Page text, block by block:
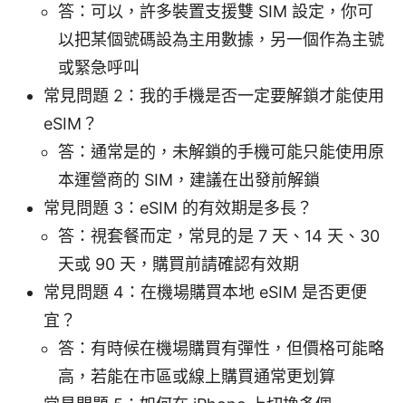
答：可以，許多裝置支援雙 SIM 設定，你可
以把某個號碼設為主用數據，另一個作為主號
或緊急呼叫
常見問題 2：我的手機是否一定要解鎖才能使用
eSIM？
答：通常是的，未解鎖的手機可能只能使用原
本運營商的 SIM，建議在出發前解鎖
常見問題 3：eSIM 的有效期是多長？
答：視套餐而定，常見的是 7 天、14 天、30
天或 90 天，購買前請確認有效期
常見問題 4：在機場購買本地 eSIM 是否更便
宜？
答：有時候在機場購買有彈性，但價格可能略
高，若能在市區或線上購買通常更划算